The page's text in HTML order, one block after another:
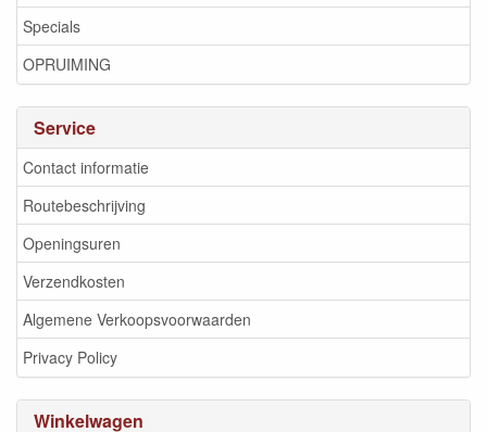
Specials
OPRUIMING
Service
Contact informatie
Routebeschrijving
Openingsuren
Verzendkosten
Algemene Verkoopsvoorwaarden
Privacy Policy
Winkelwagen